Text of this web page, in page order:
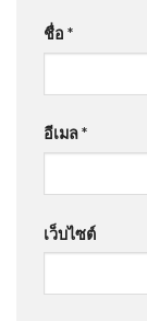
ชื่อ *
อีเมล*
เว็บไซต์